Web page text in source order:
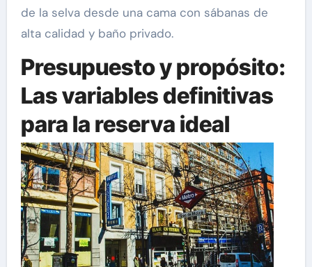
de la selva desde una cama con sábanas de
alta calidad y baño privado.
Presupuesto y propósito:
Las variables definitivas
para la reserva ideal